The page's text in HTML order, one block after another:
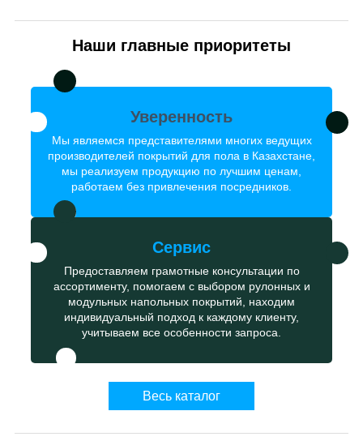
Наши главные приоритеты
Уверенность
Мы являемся представителями многих ведущих
производителей покрытий для пола в Казахстане,
мы реализуем продукцию по лучшим ценам,
работаем без привлечения посредников.
Сервис
Предоставляем грамотные консультации по
ассортименту, помогаем с выбором рулонных и
модульных напольных покрытий, находим
индивидуальный подход к каждому клиенту,
учитываем все особенности запроса.
Весь каталог